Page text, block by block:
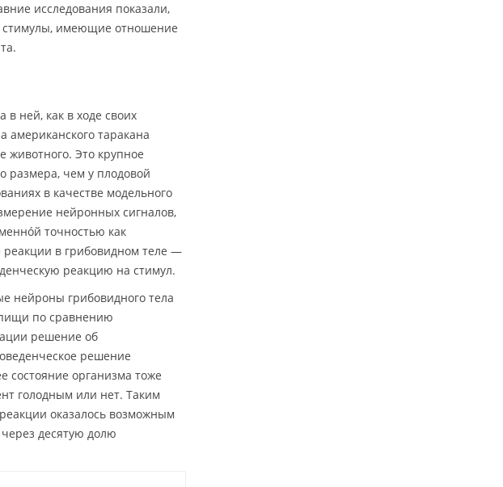
исследования показали,
стимулы, имеющие отношение
в ней, как в ходе своих
американского таракана
Это крупное
размера, чем у плодовой
в качестве модельного
нейронных сигналов,
точностью как
в грибовидном теле —
реакцию на стимул.
нейроны грибовидного тела
пищи по сравнению
решение об
решение
состояние организма тоже
голодным или нет. Таким
оказалось возможным
десятую долю